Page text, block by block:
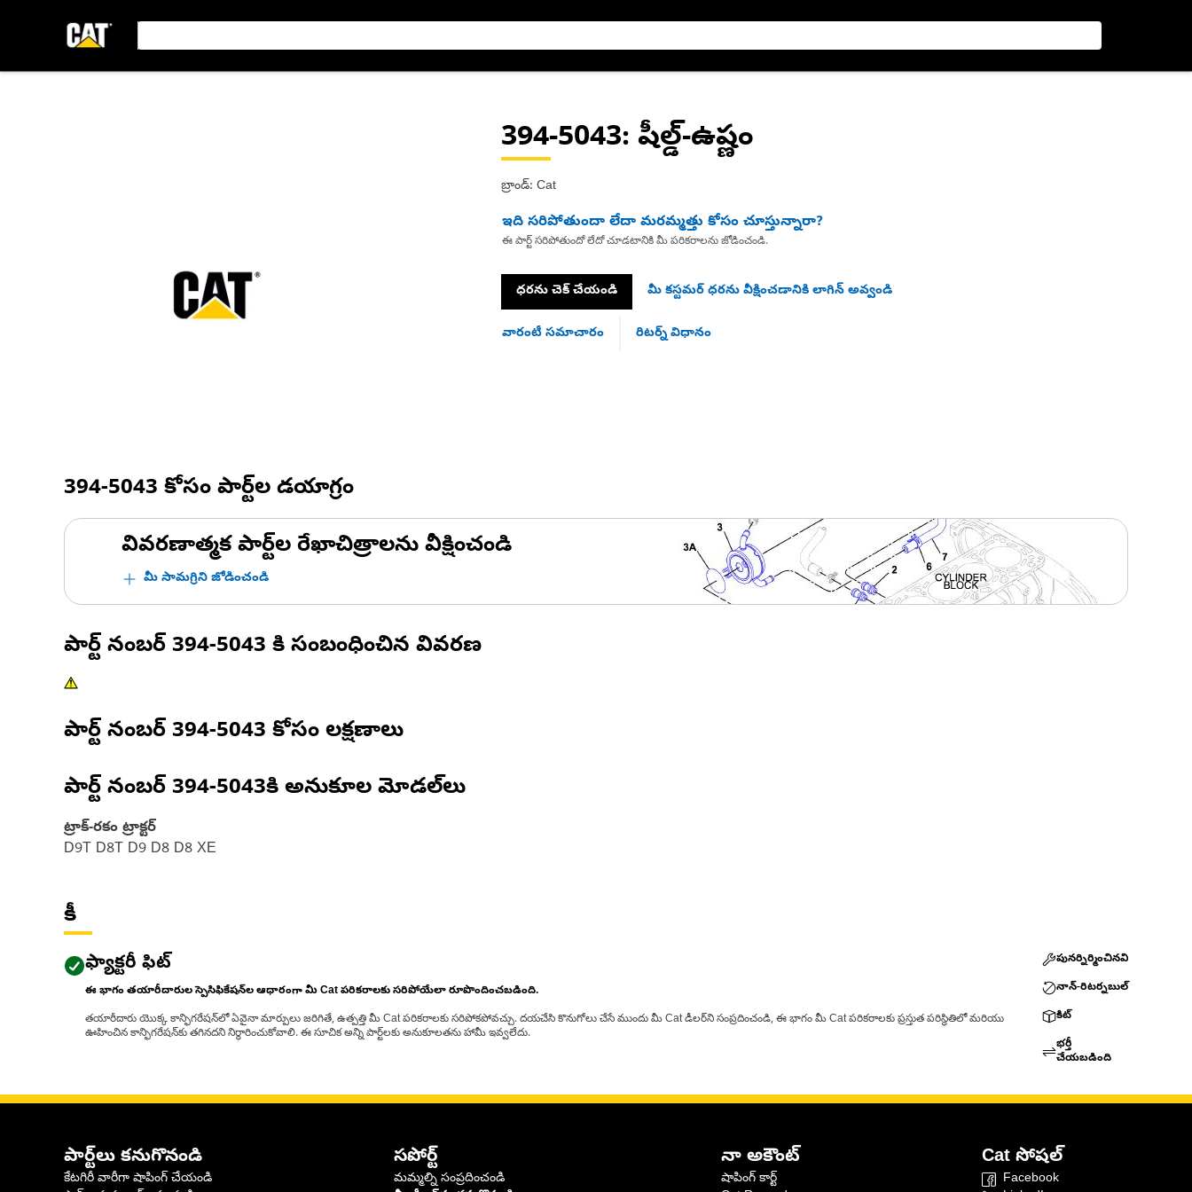
394-5043: షీల్డ్-ఉష్ణం
బ్రాండ్: Cat
ఇది సరిపోతుందా లేదా మరమ్మత్తు కోసం చూస్తున్నారా?
ఈ పార్ట్ సరిపోతుందో లేదో చూడటానికి మీ పరికరాలను జోడించండి.
ధరను చెక్ చేయండి మీ కస్టమర్ ధరను వీక్షించడానికి లాగిన్ అవ్వండి
వారంటీ సమాచారం రిటర్న్ విధానం
394-5043 కోసం పార్ట్‌ల డయాగ్రం
వివరణాత్మక పార్ట్‌ల రేఖాచిత్రాలను వీక్షించండి
మీ సామగ్రిని జోడించండి
పార్ట్ నంబర్ 394-5043 కి సంబంధించిన వివరణ
పార్ట్ నంబర్ 394-5043 కోసం లక్షణాలు
పార్ట్ నంబర్ 394-5043కి అనుకూల మోడల్‌లు
ట్రాక్-రకం ట్రాక్టర్‌
D9T D8T D9 D8 D8 XE
కీ
ఫ్యాక్టరీ ఫిట్
ఈ భాగం తయారీదారుల స్పెసిఫికేషన్‌ల ఆధారంగా మీ Cat పరికరాలకు సరిపోయేలా రూపొందించబడింది.
తయారీదారు యొక్క కాన్ఫిగరేషన్‌లో ఏవైనా మార్పులు జరిగితే, ఉత్పత్తి మీ Cat పరికరాలకు సరిపోకపోవచ్చు. దయచేసి కొనుగోలు చేసే ముందు మీ Cat డీలర్‌ని సంప్రదించండి, ఈ భాగం మీ Cat పరికరాలకు ప్రస్తుత పరిస్థితిలో మరియు
ఊహించిన కాన్ఫిగరేషన్‌కు తగినదని నిర్ధారించుకోవాలి. ఈ సూచిక అన్ని పార్ట్‌లకు అనుకూలతను హామీ ఇవ్వలేదు.
పునర్నిర్మించినవి
నాన్-రిటర్నబుల్
కిట్
భర్తీ
చేయబడింది
పార్ట్‌లు కనుగొనండి
కేటగిరీ వారీగా షాపింగ్ చేయండి
సపోర్ట్
మమ్మల్ని సంప్రదించండి
నా అకౌంట్
షాపింగ్ కార్ట్
Cat సోషల్
Facebook